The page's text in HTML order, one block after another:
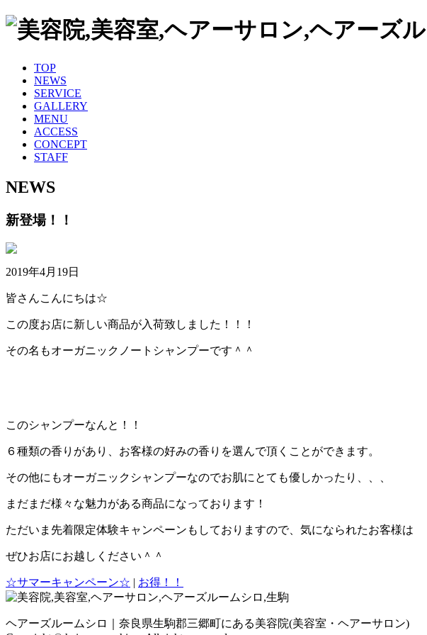
TOP
NEWS
SERVICE
GALLERY
MENU
ACCESS
CONCEPT
STAFF
NEWS
新登場！！
2019年4月19日
皆さんこんにちは☆
この度お店に新しい商品が入荷致しました！！！
その名もオーガニックノートシャンプーです＾＾
このシャンプーなんと！！
６種類の香りがあり、お客様の好みの香りを選んで頂くことができます。
その他にもオーガニックシャンプーなのでお肌にとても優しかったり、、、
まだまだ様々な魅力がある商品になっております！
ただいま先着限定体験キャンペーンもしておりますので、気になられたお客様は
ぜひお店にお越しください＾＾
☆サマーキャンペーン☆ | お得！！
ヘアーズルームシロ｜奈良県生駒郡三郷町にある美容院(美容室・ヘアーサロン)